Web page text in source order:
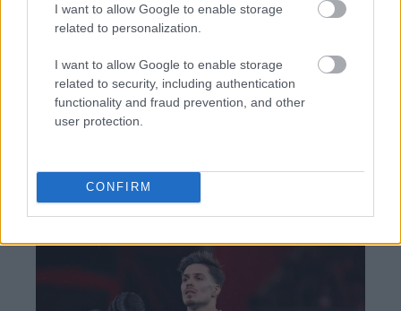
I want to allow Google to enable storage
related to personalization.
I want to allow Google to enable storage
related to security, including authentication
functionality and fraud prevention, and other
user protection.
CONFIRM
TAGS: Euroxx
BEST OFINTERNET